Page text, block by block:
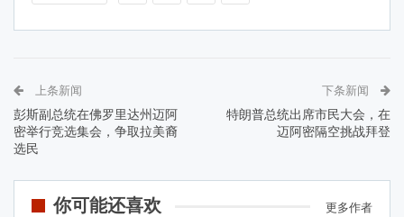
上条新闻
彭斯副总统在佛罗里达州迈阿
密举行竞选集会，争取拉美裔
选民
下条新闻
特朗普总统出席市民大会，在
迈阿密隔空挑战拜登
你可能还喜欢 更多作者